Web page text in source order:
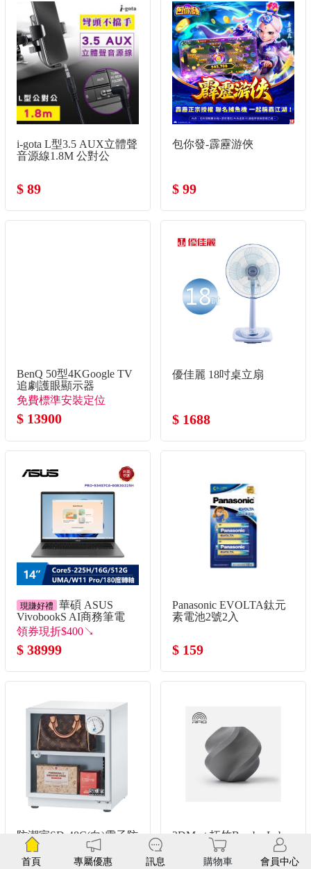
i-gota L型3.5 AUX立體聲
音源線1.8M 公對公
$ 89
包你發-霹靂游俠
$ 99
BenQ 50型4KGoogle TV
追劇護眼顯示器
免費標準安裝定位
$ 13900
優佳麗 18吋桌立扇
$ 1688
現賺好禮
華碩 ASUS
VivobookS AI商務筆電
14" (Intel Core Ultra5-
225H/16G/512G/UMA/W11)
灰
領券現折$400↘
$ 38999
Panasonic EVOLTA鈦元
素電池2號2入
$ 159
防潮家SD-48C(白)電子防
潮箱(36公升)
原價4650元 限時下餘
3DMart 拓竹Bambu Lab
PLA - 銀色
首頁 專屬優惠 訊息 購物車 會員中心